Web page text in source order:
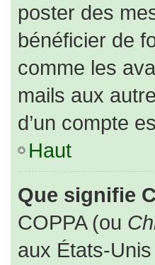
poster des
bénéficier de
comme les
mails aux
d’un compte
Haut
Que signifie
COPPA (ou
aux États-